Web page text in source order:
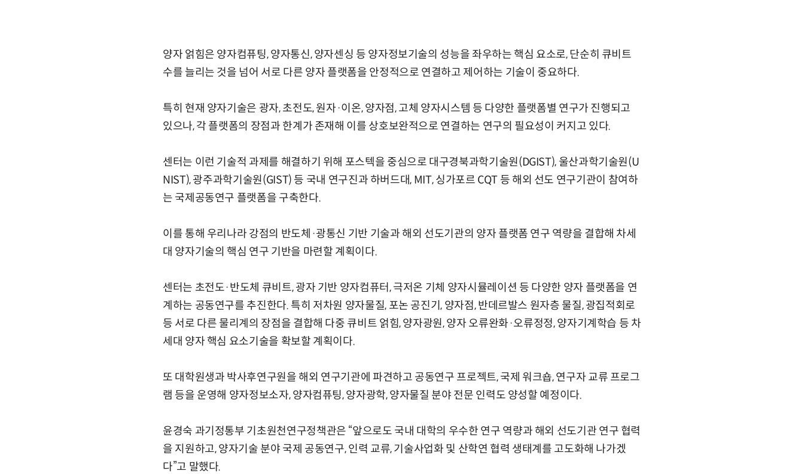
양자 얽힘은 양자컴퓨팅, 양자통신, 양자센싱 등 양자정보기술의 성능을 좌우하는 핵심 요소로, 단순히 큐비트
수를 늘리는 것을 넘어 서로 다른 양자 플랫폼을 안정적으로 연결하고 제어하는 기술이 중요하다.
특히 현재 양자기술은 광자, 초전도, 원자·이온, 양자점, 고체 양자시스템 등 다양한 플랫폼별 연구가 진행되고
있으나, 각 플랫폼의 장점과 한계가 존재해 이를 상호보완적으로 연결하는 연구의 필요성이 커지고 있다.
센터는 이런 기술적 과제를 해결하기 위해 포스텍을 중심으로 대구경북과학기술원(DGIST), 울산과학기술원(U
NIST), 광주과학기술원(GIST) 등 국내 연구진과 하버드대, MIT, 싱가포르 CQT 등 해외 선도 연구기관이 참여하
는 국제공동연구 플랫폼을 구축한다.
이를 통해 우리나라 강점의 반도체·광통신 기반 기술과 해외 선도기관의 양자 플랫폼 연구 역량을 결합해 차세
대 양자기술의 핵심 연구 기반을 마련할 계획이다.
센터는 초전도·반도체 큐비트, 광자 기반 양자컴퓨터, 극저온 기체 양자시뮬레이션 등 다양한 양자 플랫폼을 연
계하는 공동연구를 추진한다. 특히 저차원 양자물질, 포논 공진기, 양자점, 반데르발스 원자층 물질, 광집적회로
등 서로 다른 물리계의 장점을 결합해 다중 큐비트 얽힘, 양자광원, 양자 오류완화·오류정정, 양자기계학습 등 차
세대 양자 핵심 요소기술을 확보할 계획이다.
또 대학원생과 박사후연구원을 해외 연구기관에 파견하고 공동연구 프로젝트, 국제 워크숍, 연구자 교류 프로그
램 등을 운영해 양자정보소자, 양자컴퓨팅, 양자광학, 양자물질 분야 전문 인력도 양성할 예정이다.
윤경숙 과기정통부 기초원천연구정책관은 “앞으로도 국내 대학의 우수한 연구 역량과 해외 선도기관 연구 협력
을 지원하고, 양자기술 분야 국제 공동연구, 인력 교류, 기술사업화 및 산학연 협력 생태계를 고도화해 나가겠
다”고 말했다.